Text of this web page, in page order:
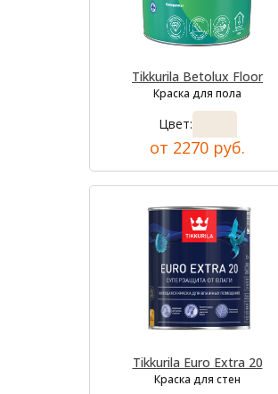
Tikkurila Betolux Floor
Краска для пола
Цвет:
от 2270 руб.
Tikkurila Euro Extra 20
Краска для стен